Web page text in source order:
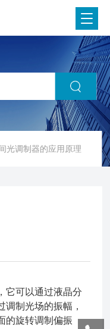
光调制器的应用原理
它可以通过液晶分
调制光场的振幅，
的旋转调制偏振